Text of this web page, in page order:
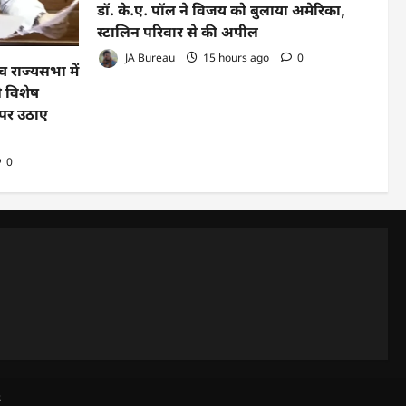
राज्यसभा में
विशेष
उठाए
0
डॉ. के.ए. पॉल ने विजय को बुलाया अमेरिका,
स्टालिन परिवार से की अपील
JA Bureau 15 hours ago 0